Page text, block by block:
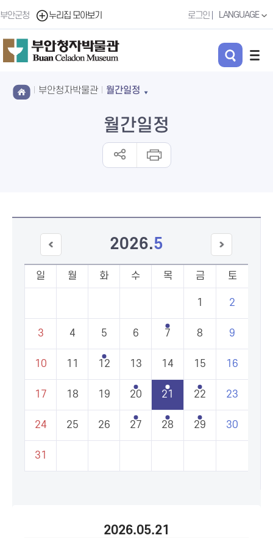
부안군청 누리집 모아보기 로그인 LANGUAGE
부안청자박물관 월간일정
월간일정
2026.5
일 월 화 수 목 금 토
1 2
3 4 5 6 7 8 9
10 11 12 13 14 15 16
17 18 19 20 21 22 23
24 25 26 27 28 29 30
31
2026.05.21